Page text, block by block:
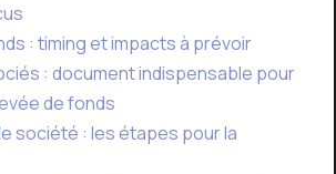
: timing et impacts à prévoir
: document indispensable pour
de fonds
société : les étapes pour la